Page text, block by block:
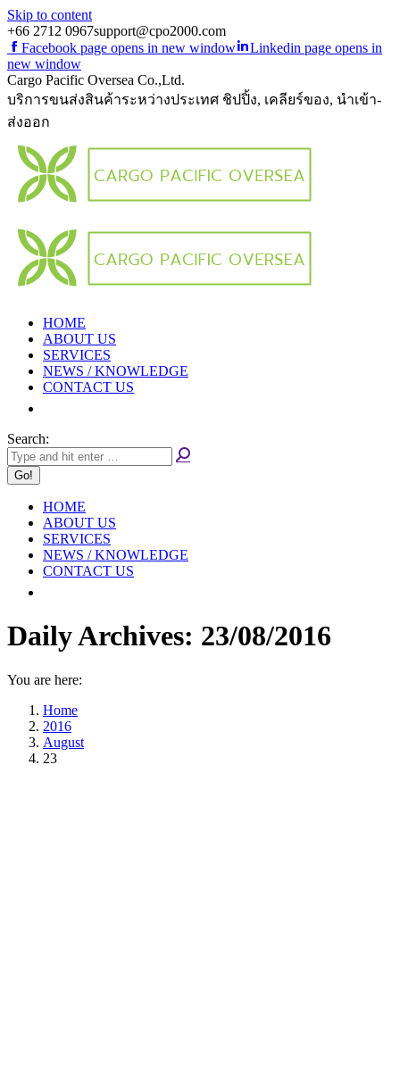
Skip to content
+66 2712 0967support@cpo2000.com
Facebook page opens in new window
Linkedin page opens in
new window
Cargo Pacific Oversea Co.,Ltd.
บริการขนส่งสินค้าระหว่างประเทศ ชิปปิ้ง, เคลียร์ของ, นำเข้า-
ส่งออก
HOME
ABOUT US
SERVICES
NEWS / KNOWLEDGE
CONTACT US
Search:
HOME
ABOUT US
SERVICES
NEWS / KNOWLEDGE
CONTACT US
Daily Archives: 23/08/2016
You are here:
Home
2016
August
23